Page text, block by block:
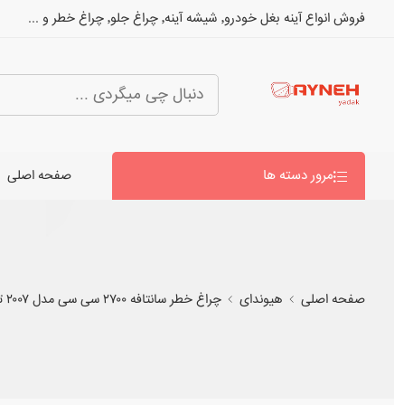
فروش انواع آینه بغل خودرو٬ شیشه آینه٬ چراغ جلو٬ چراغ خطر و ...
مرور دسته ها صفحه اصلی
صفحه اصلی هیوندای چراغ خطر سانتافه ۲۷۰۰ سی سی مدل ۲۰۰۷ تا ۲۰۱۰ لامپی